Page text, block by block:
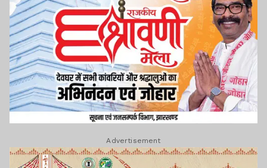
Advertisement